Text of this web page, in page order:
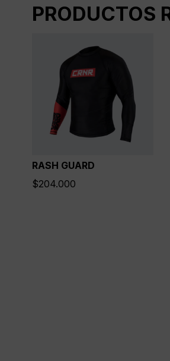
PRODUCTOS
RASH GUARD
$204.000